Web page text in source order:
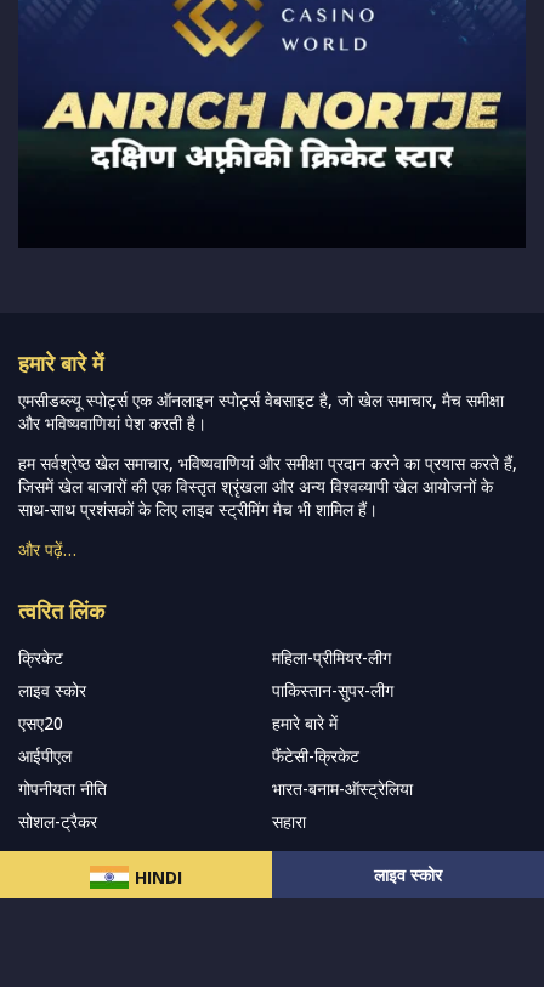
HINDI लाइव स्कोर
हमारे बारे में
एमसीडब्ल्यू स्पोर्ट्स एक ऑनलाइन स्पोर्ट्स वेबसाइट है, जो खेल समाचार, मैच समीक्षा
और भविष्यवाणियां पेश करती है।
हम सर्वश्रेष्ठ खेल समाचार, भविष्यवाणियां और समीक्षा प्रदान करने का प्रयास करते हैं,
जिसमें खेल बाजारों की एक विस्तृत श्रृंखला और अन्य विश्वव्यापी खेल आयोजनों के
साथ-साथ प्रशंसकों के लिए लाइव स्ट्रीमिंग मैच भी शामिल हैं।
और पढ़ें…
त्वरित लिंक
क्रिकेट
महिला-प्रीमियर-लीग
लाइव स्कोर
पाकिस्तान-सुपर-लीग
एसए20
हमारे बारे में
आईपीएल
फैंटेसी-क्रिकेट
गोपनीयता नीति
भारत-बनाम-ऑस्ट्रेलिया
सोशल-ट्रैकर
सहारा
हमारे समाचार पत्र के सदस्य बनें